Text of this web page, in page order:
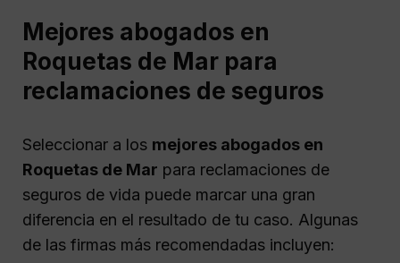
Mejores abogados en
Roquetas de Mar para
reclamaciones de seguros
Seleccionar a los mejores abogados en
Roquetas de Mar para reclamaciones de
seguros de vida puede marcar una gran
diferencia en el resultado de tu caso. Algunas
de las firmas más recomendadas incluyen: